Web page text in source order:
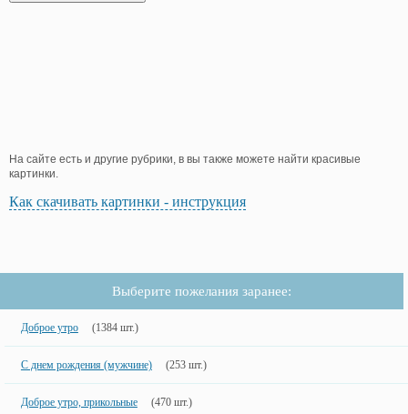
На сайте есть и другие рубрики, в вы также можете найти красивые
картинки.
Как скачивать картинки - инструкция
Выберите пожелания заранее:
Доброе утро (1384 шт.)
С днем рождения (мужчине) (253 шт.)
Доброе утро, прикольные (470 шт.)